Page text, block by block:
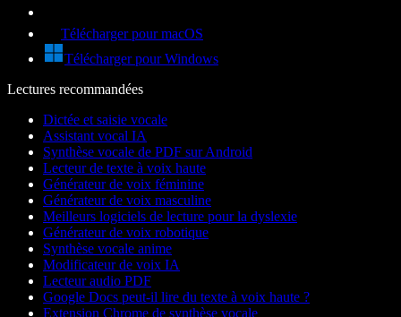
Télécharger pour macOS
Télécharger pour Windows
Lectures recommandées
Dictée et saisie vocale
Assistant vocal IA
Synthèse vocale de PDF sur Android
Lecteur de texte à voix haute
Générateur de voix féminine
Générateur de voix masculine
Meilleurs logiciels de lecture pour la dyslexie
Générateur de voix robotique
Synthèse vocale anime
Modificateur de voix IA
Lecteur audio PDF
Google Docs peut-il lire du texte à voix haute ?
Extension Chrome de synthèse vocale